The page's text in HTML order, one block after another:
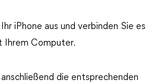
iPhone aus und verbinden Sie es
Ihrem Computer.
die entsprechenden